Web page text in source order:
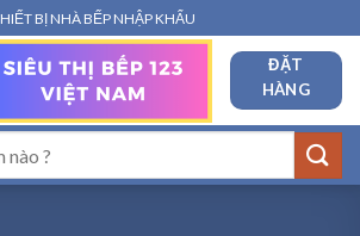
BỊ NHÀ BẾP NHẬP KHẨU
ĐẶT
HÀNG